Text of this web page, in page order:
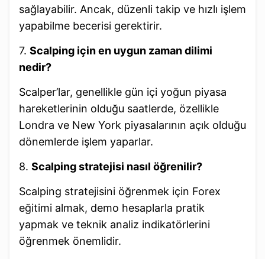
sağlayabilir. Ancak, düzenli takip ve hızlı işlem
yapabilme becerisi gerektirir.
7. Scalping için en uygun zaman dilimi
nedir?
Scalper’lar, genellikle gün içi yoğun piyasa
hareketlerinin olduğu saatlerde, özellikle
Londra ve New York piyasalarının açık olduğu
dönemlerde işlem yaparlar.
8. Scalping stratejisi nasıl öğrenilir?
Scalping stratejisini öğrenmek için Forex
eğitimi almak, demo hesaplarla pratik
yapmak ve teknik analiz indikatörlerini
öğrenmek önemlidir.